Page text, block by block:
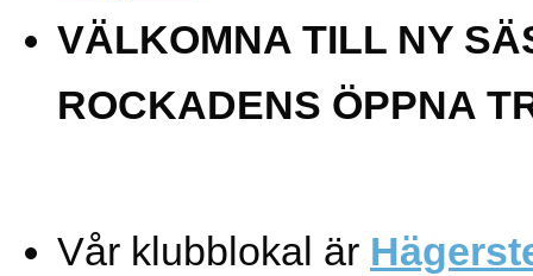
VÄLKOMNA TILL NY
ROCKADENS ÖPPNA
Vår klubblokal är